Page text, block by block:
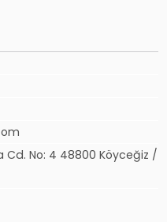
Cd. No: 4 48800 Köyceğiz /